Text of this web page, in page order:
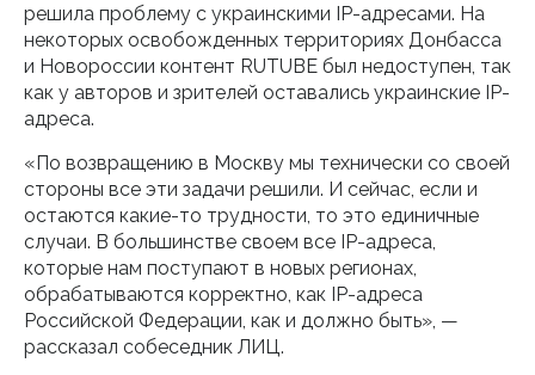
решила проблему с украинскими IP-адресами. На
некоторых освобожденных территориях Донбасса
и Новороссии контент RUTUBE был недоступен, так
как у авторов и зрителей оставались украинские IP-
адреса.
«По возвращению в Москву мы технически со своей
стороны все эти задачи решили. И сейчас, если и
остаются какие-то трудности, то это единичные
случаи. В большинстве своем все IP-адреса,
которые нам поступают в новых регионах,
обрабатываются корректно, как IP-адреса
Российской Федерации, как и должно быть», —
рассказал собеседник ЛИЦ.